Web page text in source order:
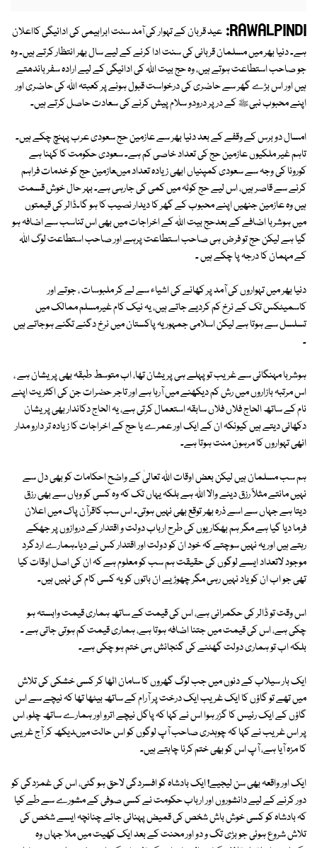
RAWALPINDI: عید قربان کے تہوار کی آمد سنت ابراہیمی کی ادائیگی کااعلان
ہے۔ دنیا بھر میں مسلمان قربانی کی سنت ادا کرنے کے لیے سال بھر انتظار کرتے ہیں۔ وہ
جو صاحب استطاعت ہوتے ہیں، وہ حج بیت اﷲ کی ادائیگی کے لیے ارادہ سفر باندھتے
ہیں اور اس بڑے گھر سے حاضری کی درخواست قبول ہونے پر کعبتہ اﷲ کی حاضری اور
اپنے محبوب نبیﷺ کے در پر درودو سلام پیش کرنے کی سعادت حاصل کرتے ہیں۔
امسال دو برس کے وقفے کے بعد دنیا بھر سے عازمین حج سعودی عرب پہنچ چکے ہیں۔
تاہم غیر ملکیوں عازمین حج کی تعداد خاصی کم ہے۔ سعودی حکومت کا کہنا ہے
کورونا کی وجہ سے سعودی کمپنیاں ابھی زیادہ تعداد میںعازمین حج کو خدمات فراہم
کرنے سے قاصر ہیں، اس لیے حج کوٹہ میں کمی کی جارہی ہے۔ بہر حال خوش قسمت
ہیں وہ عازمین جنھیں اپنے محبوب کے گھر کا دیدار نصیب کا ہو گا۔ڈالر کی قیمتوں
میں ہوشربا اضافے کے بعدحج بیت اﷲ کے اخراجات میں بھی اس تناسب سے اضافہ ہو
گیا ہے لیکن حج تو فرض ہی صاحب استطاعت پرہے اور صاحب استطاعت لوگ اﷲ
کے مہمان کا درجہ پا چکے ہیں ۔
دنیا بھر میں تہواروں کی آمد پر کھانے کی اشیاء سے لے کر ملبوسات ، جوتے اور
کاسمیٹکس تک کے نرخ کم کردیے جاتے ہیں، یہ نیک کام غیرمسلم ممالک میں
تسلسل سے ہوتا ہے لیکن اسلامی جمہوریہ پاکستان میں نرخ دگنے تگنے ہوجاتے ہیں
۔
ہوشربا مہنگائی سے غریب تو پہلے ہی پریشان تھا، اب متوسط طبقہ بھی پریشان ہے ،
اس مرتبہ بازاروں میں رش کم دیکھنے میں آرہا ہے اور تاجر حضرات جن کی اکثریت اپنے
نام کے ساتھ الحاج فلاں فلاں سابقہ استعمال کرتی ہے، یہ الحاج دکاندار بھی پریشان
دکھائی دیتے ہیں کیونکہ ان کے ایک اور عمرے یا حج کے اخراجات کا زیادہ تر دارو مدار
انھی تہواروں کا مرہون منت ہوتا ہے۔
ہم سب مسلمان ہیں لیکن بعض اوقات اللہ تعالیٰ کے واضح احکامات کو بھی دل سے
نہیں مانتے مثلاً رزق دینے والا اﷲ ہے بلکہ یہاں تک کہ وہ کسی کو وہاں سے بھی رزق
دیتا ہے جہاں سے اسے ذرہ بھر توقع بھی نہیں ہوتی۔ اس سب کاقرآن پاک میں اعلان
فرما دیا گیا ہے مگر ہم بھکاریوں کی طرح ارباب دولت و اقتدار کے دروازوں پر جھکے
رہتے ہیں اور یہ نہیں سوچتے کہ خود ان کو دولت اور اقتدار کس نے دیا۔ہمارے اردگرد
موجود لاتعداد ایسے لوگوں کی حقیقت ہم سب کو معلوم ہے کہ ان کی اصل اوقات کیا
تھی جو اب ان کو یاد نہیں رہی مگر چھوڑیے ان باتوں کو یہ کسی کام کی نہیں ہیں۔
اس وقت تو ڈالر کی حکمرانی ہے، اس کی قیمت کے ساتھ ہماری قیمت وابستہ ہو
چکی ہے، اس کی قیمت میں جتنا اضافہ ہوتا ہے، ہماری قیمت کم ہوتی جاتی ہے ۔
بلکہ اب تو ہماری دولت گھٹنے کی گنجائش ہی ختم ہو چکی ہے۔
ایک بار سیلاب کے دنوں میں جب لوگ گھروں کا سامان اٹھا کر کسی خشکی کی تلاش
میں تھے تو گاؤں کا ایک غریب ایک درخت پر آرام کے ساتھ بیٹھا تھا کہ نیچے سے اس
گاؤں کے ایک رئیس کا گزر ہوا اس نے کہا کہ پاگل نیچے اترو اور ہمارے ساتھ چلو، اس
پر اس غریب نے کہا کہ چوہدری صاحب آپ لوگوں کو اس حالت میںدیکھ کر آج غریبی
کا مزہ آیا ہے، آپ اس کو بھی ختم کرنا چاہتے ہیں۔
ایک اور واقعہ بھی سن لیجیے! ایک بادشاہ کو افسردگی لاحق ہو گئی، اس کی غمزدگی کو
دور کرنے کے لیے دانشوروں اور ارباب حکومت نے کسی صوفی کے مشورے سے طے کیا
کہ بادشاہ کو کسی خوش باش شخص کی قمیض پہنائی جائے چنانچہ ایسے شخص کی
تلاش شروع ہوئی جو بڑی تگ و دو اور محنت کے بعد ایک کھیت میں ملا جہاں وہ